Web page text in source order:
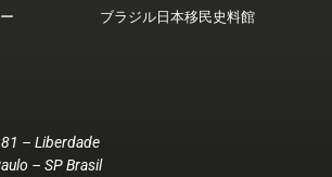
ブラジル日本移民史料館
– Liberdade
– SP Brasil